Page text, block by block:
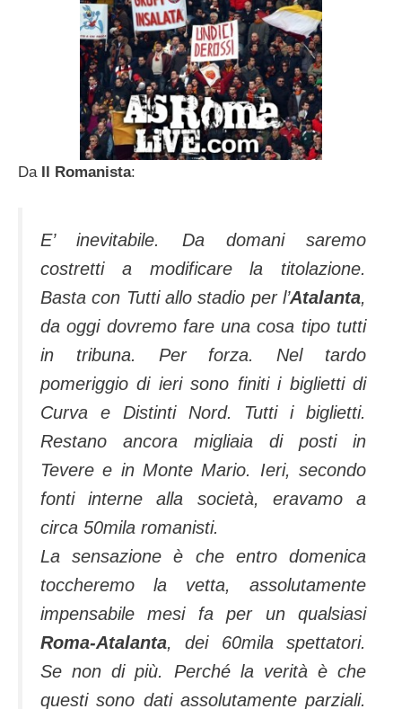
DaIl Romanista:
E’ inevitabile. Da domani saremo
costretti a modificare la titolazione.
Basta con Tutti allo stadio per l’Atalanta,
da oggi dovremo fare una cosa tipo tutti
in tribuna. Per forza. Nel tardo
pomeriggio di ieri sono finiti i biglietti di
Curva e Distinti Nord. Tutti i biglietti.
Restano ancora migliaia di posti in
Tevere e in Monte Mario. Ieri, secondo
fonti interne alla società, eravamo a
circa 50mila romanisti.
La sensazione è che entro domenica
toccheremo la vetta, assolutamente
impensabile mesi fa per un qualsiasi
Roma-Atalanta, dei 60mila spettatori.
Se non di più. Perché la verità è che
questi sono dati assolutamente parziali.